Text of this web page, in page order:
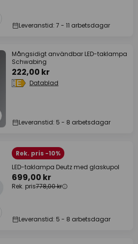
Leveranstid: 7 - 11 arbetsdagar
Mångsidigt användbar LED-taklampa
Schwabing
222,00 kr
Datablad
Leveranstid: 5 - 8 arbetsdagar
Rek. pris -10%
LED-taklampa Deutz med glaskupol
699,00 kr
Rek. pris778,00 kr
Leveranstid: 5 - 8 arbetsdagar